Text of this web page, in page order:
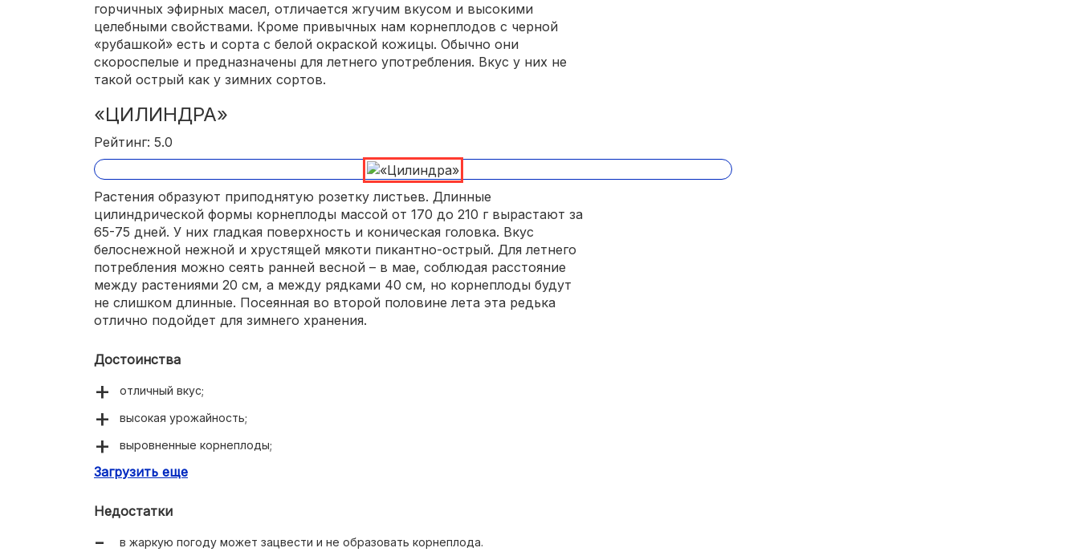
горчичных эфирных масел, отличается жгучим вкусом и высокими
целебными свойствами. Кроме привычных нам корнеплодов с черной
«рубашкой» есть и сорта с белой окраской кожицы. Обычно они
скороспелые и предназначены для летнего употребления. Вкус у них не
такой острый как у зимних сортов.
«ЦИЛИНДРА»
Рейтинг: 5.0
Растения образуют приподнятую розетку листьев. Длинные
цилиндрической формы корнеплоды массой от 170 до 210 г вырастают за
65-75 дней. У них гладкая поверхность и коническая головка. Вкус
белоснежной нежной и хрустящей мякоти пикантно-острый. Для летнего
потребления можно сеять ранней весной – в мае, соблюдая расстояние
между растениями 20 см, а между рядками 40 см, но корнеплоды будут
не слишком длинные. Посеянная во второй половине лета эта редька
отлично подойдет для зимнего хранения.
Достоинства
отличный вкус;
высокая урожайность;
выровненные корнеплоды;
длительное хранение.
Загрузить еще
Недостатки
в жаркую погоду может зацвести и не образовать корнеплода.